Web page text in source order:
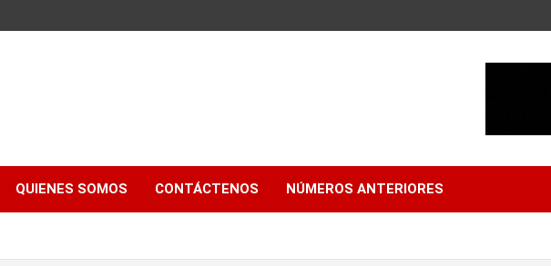
QUIENES SOMOS CONTÁCTENOS NÚMEROS ANTERIORES